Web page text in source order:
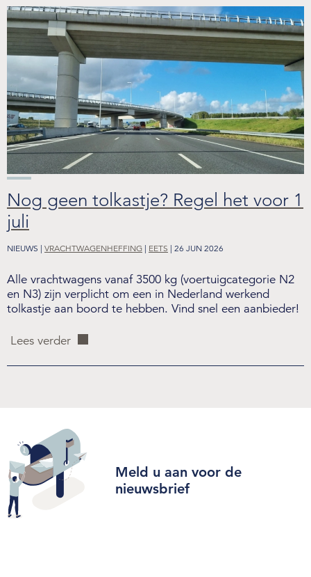
Nog geen tolkastje? Regel het voor 1
juli
NIEUWS | VRACHTWAGENHEFFING | EETS | 26 JUN 2026
Alle vrachtwagens vanaf 3500 kg (voertuigcategorie N2
en N3) zijn verplicht om een in Nederland werkend
tolkastje aan boord te hebben. Vind snel een aanbieder!
Lees verder
Meld u aan voor de
nieuwsbrief